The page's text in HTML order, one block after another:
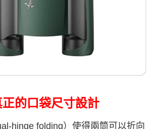
正的口袋尺寸設計
hinge folding）使得兩筒可以折向